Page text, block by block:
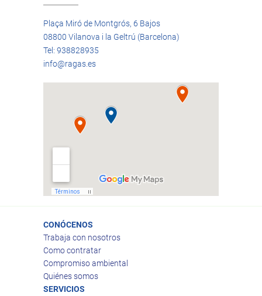
Plaça Miró de Montgrós, 6 Bajos
08800 Vilanova i la Geltrú (Barcelona)
Tel: 938828935
info@ragas.es
CONÓCENOS
Trabaja con nosotros
Como contratar
Compromiso ambiental
Quiénes somos
SERVICIOS